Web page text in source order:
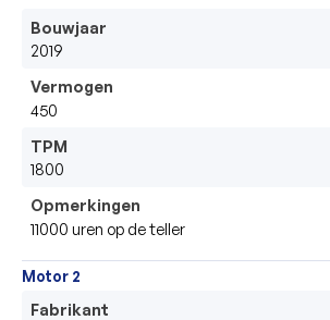
Bouwjaar
2019
Vermogen
450
TPM
1800
Opmerkingen
11000 uren op de teller
Motor 2
Fabrikant